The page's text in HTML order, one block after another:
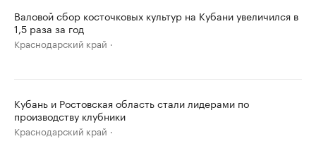
Валовой сбор косточковых культур на Кубани увеличился в
1,5 раза за год
Краснодарский край
Кубань и Ростовская область стали лидерами по
производству клубники
Краснодарский край